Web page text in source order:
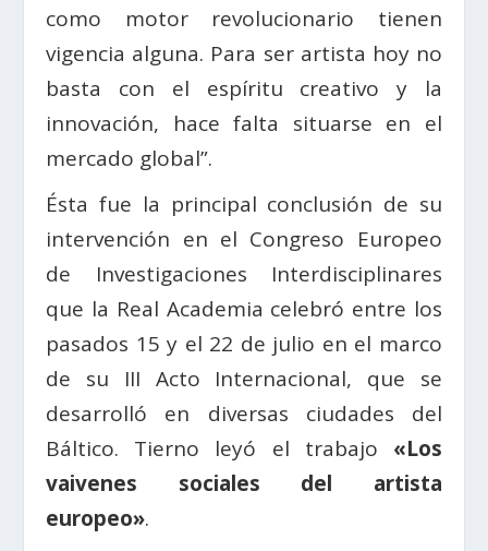
como motor revolucionario tienen
vigencia alguna. Para ser artista hoy no
basta con el espíritu creativo y la
innovación, hace falta situarse en el
mercado global”.
Ésta fue la principal conclusión de su
intervención en el Congreso Europeo
de Investigaciones Interdisciplinares
que la Real Academia celebró entre los
pasados 15 y el 22 de julio en el marco
de su III Acto Internacional, que se
desarrolló en diversas ciudades del
Báltico. Tierno leyó el trabajo «Los
vaivenes sociales del artista
europeo».